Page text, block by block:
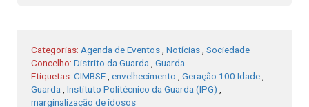
Categorias: Agenda de Eventos Notícias Sociedade
Concelho: Distrito da Guarda
Guarda
Etiquetas: CIMBSE envelhecimento Geração 100 Idade
Guarda
Instituto Politécnico da Guarda (IPG)
marginalização de idosos